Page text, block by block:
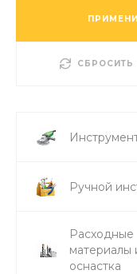
СБРОСИТЬ
Ручной
Расходные
материалы
оснастка